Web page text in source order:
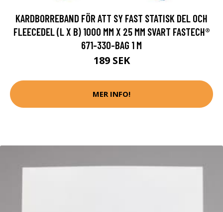
KARDBORREBAND FÖR ATT SY FAST STATISK DEL OCH
FLEECEDEL (L X B) 1000 MM X 25 MM SVART FASTECH®
671-330-BAG 1 M
189 SEK
MER INFO!